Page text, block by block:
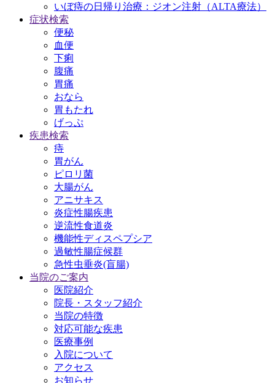
いぼ痔の日帰り治療：ジオン注射（ALTA療法）
症状検索
便秘
血便
下痢
腹痛
胃痛
おなら
胃もたれ
げっぷ
疾患検索
痔
胃がん
ピロリ菌
大腸がん
アニサキス
炎症性腸疾患
逆流性食道炎
機能性ディスペプシア
過敏性腸症候群
急性虫垂炎(盲腸)
当院のご案内
医院紹介
院長・スタッフ紹介
当院の特徴
対応可能な疾患
医療事例
入院について
アクセス
お知らせ